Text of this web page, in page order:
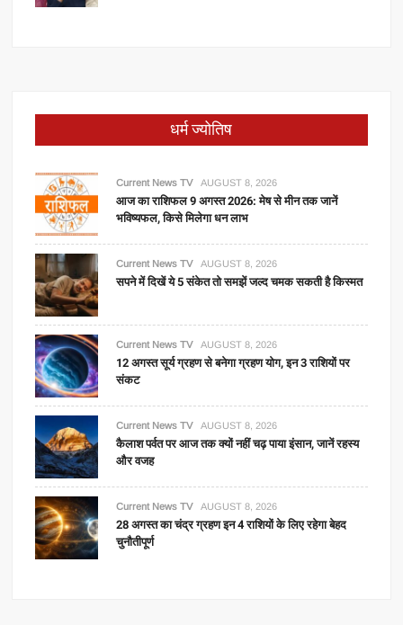
धर्म ज्योतिष
Current News TV AUGUST 8, 2026
आज का राशिफल 9 अगस्त 2026: मेष से मीन तक जानें
भविष्यफल, किसे मिलेगा धन लाभ
Current News TV AUGUST 8, 2026
सपने में दिखें ये 5 संकेत तो समझें जल्द चमक सकती है किस्मत
Current News TV AUGUST 8, 2026
12 अगस्त सूर्य ग्रहण से बनेगा ग्रहण योग, इन 3 राशियों पर
संकट
Current News TV AUGUST 8, 2026
कैलाश पर्वत पर आज तक क्यों नहीं चढ़ पाया इंसान, जानें रहस्य
और वजह
Current News TV AUGUST 8, 2026
28 अगस्त का चंद्र ग्रहण इन 4 राशियों के लिए रहेगा बेहद
चुनौतीपूर्ण